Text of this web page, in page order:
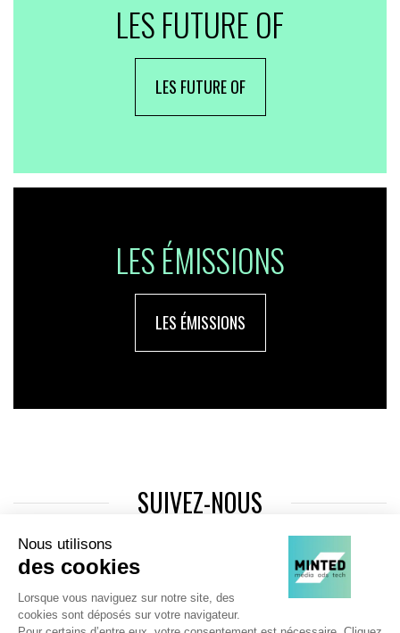
LES FUTURE OF
LES FUTURE OF
LES ÉMISSIONS
LES ÉMISSIONS
SUIVEZ-NOUS